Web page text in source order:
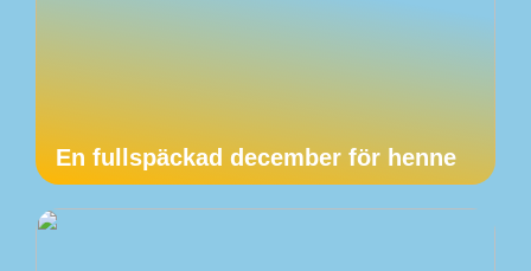
En fullspäckad december för henne